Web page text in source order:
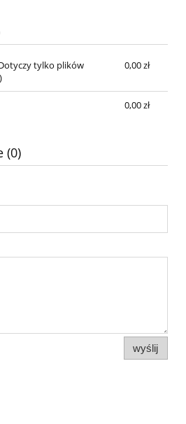
kosztów płatności
tylko plików
0,00 zł
0,00 zł
(0)
wyślij